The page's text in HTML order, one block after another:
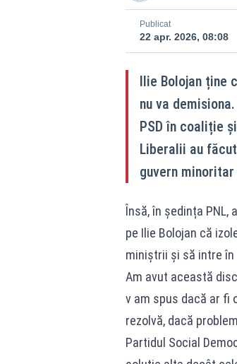
Publicat
22 apr. 2026, 08:08
Ilie Bolojan ține
nu va
PSD în coaliție
Liberalii au
guvern
Însă, în ședința PNL,
pe Ilie Bolojan că
miniştrii şi să intre în
Am avut această
v am spus dacă ar fi
rezolvă, dacă
Partidul Social